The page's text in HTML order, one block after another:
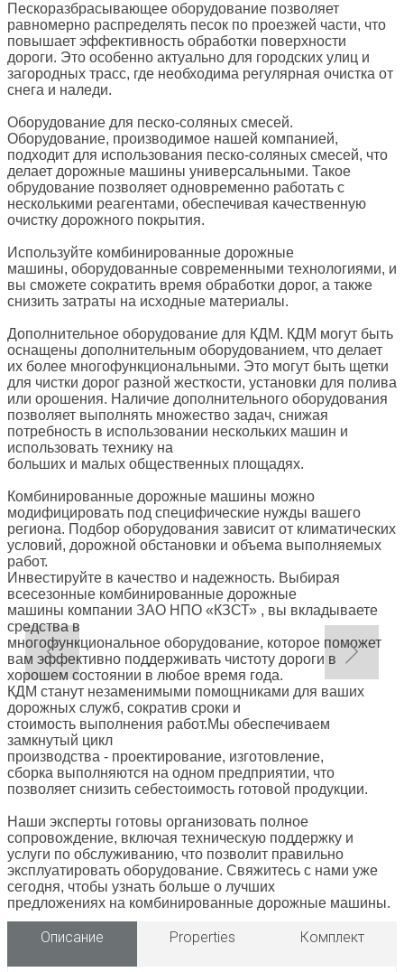
Пескоразбрасывающее оборудование позволяет
равномерно распределять песок по проезжей части, что
повышает эффективность обработки поверхности
дороги. Это особенно актуально для городских улиц и
загородных трасс, где необходима регулярная очистка от
снега и наледи.
Оборудование для песко-соляных смесей.
Оборудование, производимое нашей компанией,
подходит для использования песко-соляных смесей, что
делает дорожные машины универсальными. Такое
обрудование позволяет одновременно работать с
несколькими реагентами, обеспечивая качественную
очистку дорожного покрытия.
Используйте комбинированные дорожные
машины, оборудованные современными технологиями, и
вы сможете сократить время обработки дорог, а также
снизить затраты на исходные материалы.
Дополнительное оборудование для КДМ. КДМ могут быть
оснащены дополнительным оборудованием, что делает
их более многофункциональными. Это могут быть щетки
для чистки дорог разной жесткости, установки для полива
или орошения. Наличие дополнительного оборудования
позволяет выполнять множество задач, снижая
потребность в использовании нескольких машин и
использовать технику на
больших и малых общественных площадях.
Комбинированные дорожные машины можно
модифицировать под специфические нужды вашего
региона. Подбор оборудования зависит от климатических
условий, дорожной обстановки и объема выполняемых
работ.
Инвестируйте в качество и надежность. Выбирая
всесезонные комбинированные дорожные
машины компании ЗАО НПО «КЗСТ» , вы вкладываете
средства в
многофункциональное оборудование, которое поможет
вам эффективно поддерживать чистоту дороги в
хорошем состоянии в любое время года.
КДМ станут незаменимыми помощниками для ваших
дорожных служб, сократив сроки и
стоимость выполнения работ.Мы обеспечиваем
замкнутый цикл
производства - проектирование, изготовление,
сборка выполняются на одном предприятии, что
позволяет снизить себестоимость готовой продукции.
Наши эксперты готовы организовать полное
сопровождение, включая техническую поддержку и
услуги по обслуживанию, что позволит правильно
эксплуатировать оборудование. Свяжитесь с нами уже
сегодня, чтобы узнать больше о лучших
предложениях на комбинированные дорожные машины.
Описание Properties Комплект